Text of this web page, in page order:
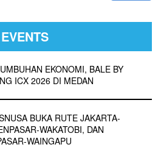
EVENTS
EKONOMI, BALE BY
ICX 2026 DI MEDAN
BUKA RUTE JAKARTA-
WAKATOBI, DAN
WAINGAPU